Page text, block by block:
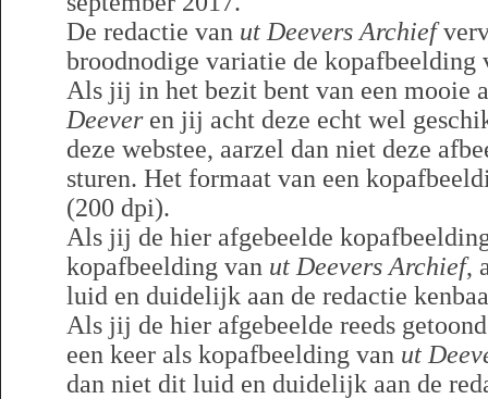
De redactie van ut Deevers Archief
broodnodige variatie de kopafbeelding
Als jij in het bezit bent van een mooie
Deeveren jij acht deze echt wel
deze webstee, aarzel dan niet deze
sturen. Het formaat van een
(200 dpi).
Als jij de hier afgebeelde
kopafbeelding van ut Deevers Archief,
luid en duidelijk aan de redactie
Als jij de hier afgebeelde reeds
een keer als kopafbeelding van ut
dan niet dit luid en duidelijk aan de